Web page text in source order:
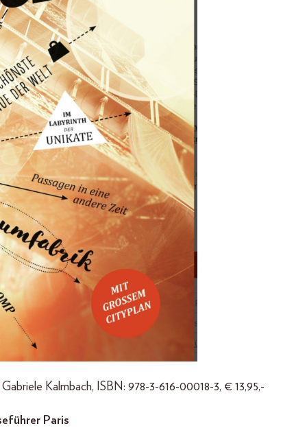
Kalmbach, ISBN: 978-3-616-00018-3, € 13,95,-
Paris